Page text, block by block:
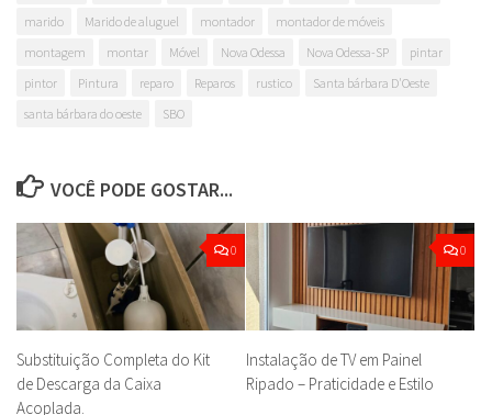
marido
Marido de aluguel montador
montador de móveis
montagem
montar Móvel Nova Odessa Nova Odessa-SP
pintar
pintor
Pintura reparo Reparos rustico
Santa bárbara D'Oeste
santa bárbara do oeste
SBO
VOCÊ PODE GOSTAR...
0
Substituição Completa do Kit
de Descarga da Caixa
Acoplada.
0
Instalação de TV em Painel
Ripado – Praticidade e Estilo